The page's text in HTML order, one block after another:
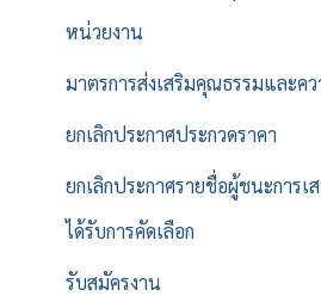
หน่วยงาน
มาตรการส่งเสริมคุณธรรมและคว
ยกเลิกประกาศประกวดราคา
ยกเลิกประกาศรายชื่อผู้ชนะการ
ได้รับการคัดเลือก
รับสมัครงาน